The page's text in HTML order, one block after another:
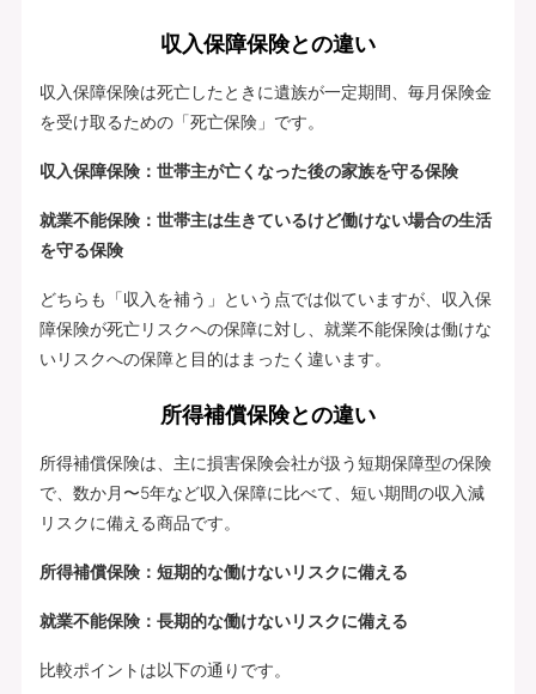
収入保障保険との違い
収入保障保険は死亡したときに遺族が一定期間、毎月保険金
を受け取るための「死亡保険」です。
収入保障保険：世帯主が亡くなった後の家族を守る保険
就業不能保険：世帯主は生きているけど働けない場合の生活
を守る保険
どちらも「収入を補う」という点では似ていますが、収入保
障保険が死亡リスクへの保障に対し、就業不能保険は働けな
いリスクへの保障と目的はまったく違います。
所得補償保険との違い
所得補償保険は、主に損害保険会社が扱う短期保障型の保険
で、数か月〜5年など収入保障に比べて、短い期間の収入減
リスクに備える商品です。
所得補償保険：短期的な働けないリスクに備える
就業不能保険：長期的な働けないリスクに備える
比較ポイントは以下の通りです。